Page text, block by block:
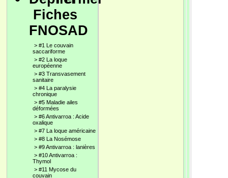
Fiches
FNOSAD
> #1 Le couvain
saccariforme
> #2 La loque
européenne
> #3 Transvasement
sanitaire
> #4 La paralysie
chronique
> #5 Maladie ailes
déformées
> #6 Antivarroa : Acide
oxalique
> #7 La loque américaine
> #8 La Nosémose
> #9 Antivarroa : lanières
> #10 Antivarroa :
Thymol
> #11 Mycose du
couvain